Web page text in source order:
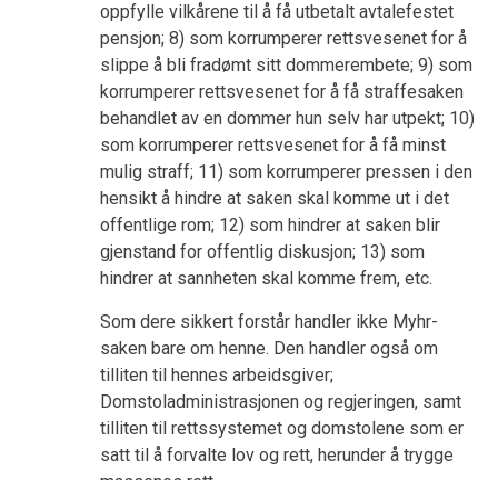
oppfylle vilkårene til å få utbetalt avtalefestet
pensjon; 8) som korrumperer rettsvesenet for å
slippe å bli fradømt sitt dommerembete; 9) som
korrumperer rettsvesenet for å få straffesaken
behandlet av en dommer hun selv har utpekt; 10)
som korrumperer rettsvesenet for å få minst
mulig straff; 11) som korrumperer pressen i den
hensikt å hindre at saken skal komme ut i det
offentlige rom; 12) som hindrer at saken blir
gjenstand for offentlig diskusjon; 13) som
hindrer at sannheten skal komme frem, etc.
Som dere sikkert forstår handler ikke Myhr-
saken bare om henne. Den handler også om
tilliten til hennes arbeidsgiver;
Domstoladministrasjonen og regjeringen, samt
tilliten til rettssystemet og domstolene som er
satt til å forvalte lov og rett, herunder å trygge